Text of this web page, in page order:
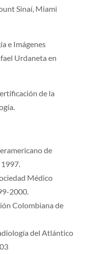
Sinaí, Miami
e Imágenes
Urdaneta en
de la
de
Médico
2000.
Colombiana de
del Atlántico